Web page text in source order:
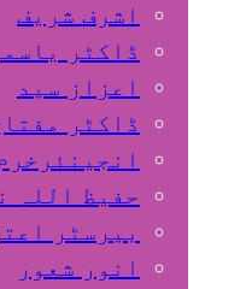
اشرف شریف
ڈاکٹر
اعزاز سید
ڈاکٹر
حفیظ اللہ
بیرسٹر
انور شعور